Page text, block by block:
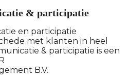
& participatie
en participatie
met klanten in heel
& participatie is een
B.V.